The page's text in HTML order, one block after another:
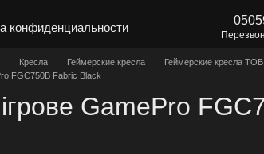
конфиденциальности
Кресла Геймерские кресла
Геймерские кресла
FGC750B Fabric Black
GamePro